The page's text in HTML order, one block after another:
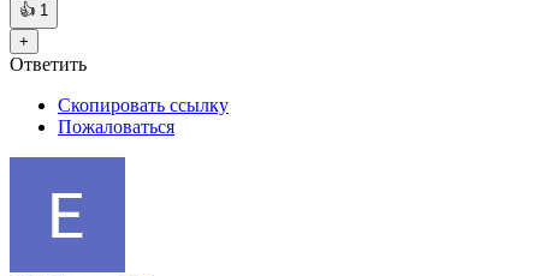
👍 1
+
Ответить
Скопировать ссылку
Пожаловаться